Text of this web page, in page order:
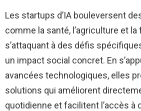
Les startups d’IA bouleversent
comme la santé, l’agriculture et la
s’attaquant à des défis
un impact social concret. En
avancées technologiques, elles
solutions qui améliorent
quotidienne et facilitent l’accès à